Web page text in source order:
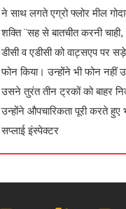
ने साथ लगते एग्रो फ्लोर मील
शक्ति ¨सह से बातचीत करनी
डीसी व एडीसी को वाट्सएप पर
फोन किया। उन्होंने भी फोन नहीं
उसने तुरंत तीन ट्रकों को बाहर
उन्होंने औपचारिकता पूरी करते
सप्लाई इंस्पेक्टर